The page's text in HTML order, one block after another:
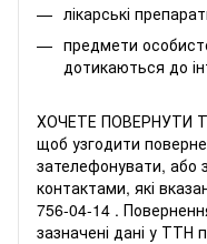
лікарські
предмети
дотикаються до
ХОЧЕТЕ ПОВЕРНУТИ
щоб узгодити
зателефонувати, або
контактами, які
756-04-14 .
зазначені дані у ТТН